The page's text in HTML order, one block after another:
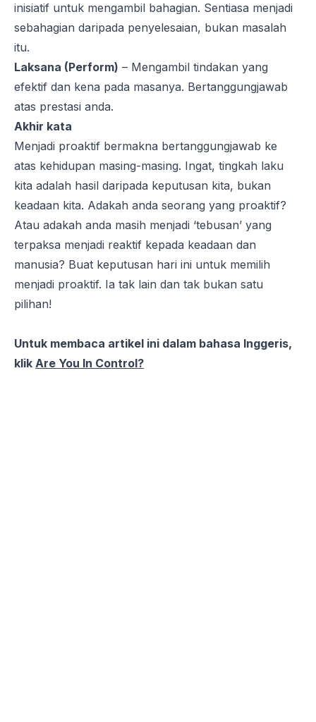
inisiatif untuk mengambil bahagian. Sentiasa menjadi
sebahagian daripada penyelesaian, bukan masalah
itu.
Laksana (Perform) – Mengambil tindakan yang
efektif dan kena pada masanya. Bertanggungjawab
atas prestasi anda.
Akhir kata
Menjadi proaktif bermakna bertanggungjawab ke
atas kehidupan masing-masing. Ingat, tingkah laku
kita adalah hasil daripada keputusan kita, bukan
keadaan kita. Adakah anda seorang yang proaktif?
Atau adakah anda masih menjadi ‘tebusan’ yang
terpaksa menjadi reaktif kepada keadaan dan
manusia? Buat keputusan hari ini untuk memilih
menjadi proaktif. Ia tak lain dan tak bukan satu
pilihan!
Untuk membaca artikel ini dalam bahasa Inggeris,
klik Are You In Control?